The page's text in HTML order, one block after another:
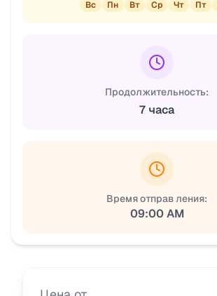
Вс Пн Вт Ср Чт Пт
Продолжительность:
7 часа
Время отправ ления:
09:00 AM